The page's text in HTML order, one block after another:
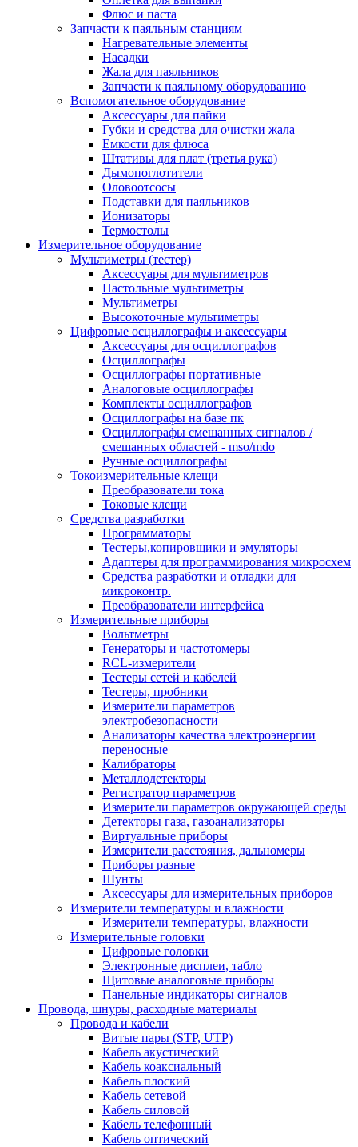
Флюс и паста
Запчасти к паяльным станциям
Нагревательные элементы
Насадки
Жала для паяльников
Запчасти к паяльному оборудованию
Вспомогательное оборудование
Аксессуары для пайки
Губки и средства для очистки жала
Емкости для флюса
Штативы для плат (третья рука)
Дымопоглотители
Оловоотсосы
Подставки для паяльников
Ионизаторы
Термостолы
Измерительное оборудование
Мультиметры (тестер)
Аксессуары для мультиметров
Настольные мультиметры
Мультиметры
Высокоточные мультиметры
Цифровые осциллографы и аксессуары
Аксессуары для осциллографов
Осциллографы
Осциллографы портативные
Аналоговые осциллографы
Комплекты осциллографов
Осциллографы на базе пк
Осциллографы смешанных сигналов /
смешанных областей - mso/mdo
Ручные осциллографы
Токоизмерительные клещи
Преобразователи тока
Токовые клещи
Средства разработки
Программаторы
Тестеры,копировщики и эмуляторы
Адаптеры для программирования микросхем
Cредства разработки и отладки для
микроконтр.
Преобразователи интерфейса
Измерительные приборы
Вольтметры
Генераторы и частотомеры
RCL-измерители
Тестеры сетей и кабелей
Тестеры, пробники
Измерители параметров
электробезопасности
Анализаторы качества электроэнергии
переносные
Калибраторы
Металлодетекторы
Регистратор параметров
Измерители параметров окружающей среды
Детекторы газа, газоанализаторы
Виртуальные приборы
Измерители расстояния, дальномеры
Приборы разные
Шунты
Аксессуары для измерительных приборов
Измерители температуры и влажности
Измерители температуры, влажности
Измерительные головки
Цифровые головки
Электронные дисплеи, табло
Щитовые аналоговые приборы
Панельные индикаторы сигналов
Провода, шнуры, расходные материалы
Провода и кабели
Витые пары (STP, UTP)
Кабель акустический
Кабель коаксиальный
Кабель плоский
Кабель сетевой
Кабель силовой
Кабель телефонный
Кабель оптический